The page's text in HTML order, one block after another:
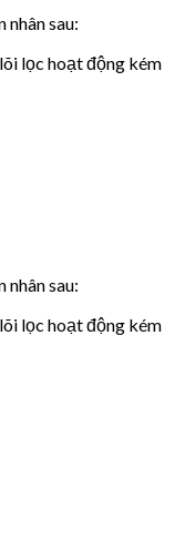
sau:
lọc hoạt động kém
sau:
lọc hoạt động kém